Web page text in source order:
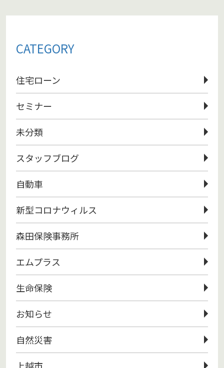
CATEGORY
住宅ローン
セミナー
未分類
スタッフブログ
自動車
新型コロナウィルス
森田保険事務所
エムプラス
生命保険
お知らせ
自然災害
上越市